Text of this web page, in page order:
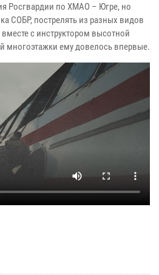
Росгвардии по ХМАО – Югре, но
СОБР, пострелять из разных видов
с инструктором высотной
многоэтажки ему довелось впервые.